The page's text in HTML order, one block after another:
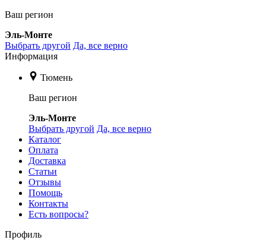
Ваш регион
Эль-Монте
Выбрать другой Да, все верно
Информация
Тюмень
Ваш регион
Эль-Монте
Выбрать другой Да, все верно
Каталог
Оплата
Доставка
Статьи
Отзывы
Помощь
Контакты
Есть вопросы?
Профиль